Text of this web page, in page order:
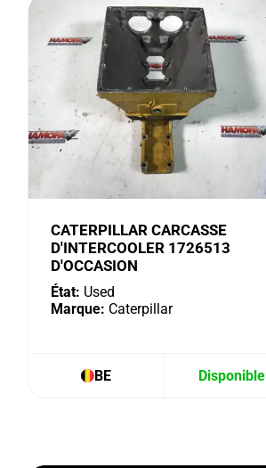
CATERPILLAR CARCASSE
D'INTERCOOLER 1726513
D'OCCASION
État: Used
Marque: Caterpillar
BE Disponible